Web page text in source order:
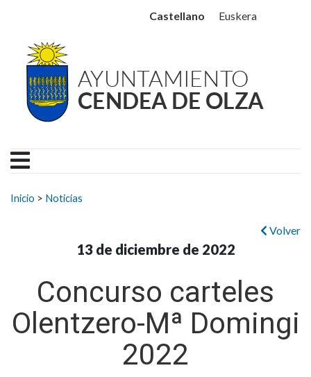
Ayuntamiento Cendea
Castellano Euskera
Buscar:
Inicio > Noticias
Volver
13 de diciembre de 2022
Concurso carteles
Olentzero-Mª Domingi
2022